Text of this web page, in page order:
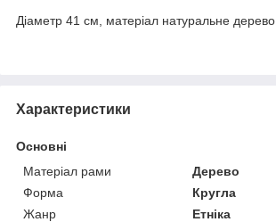
Діаметр 41 см, матеріал натуральне дерево.
Характеристики
Основні
Матеріал рами
Дерево
Форма
Кругла
Жанр
Етніка